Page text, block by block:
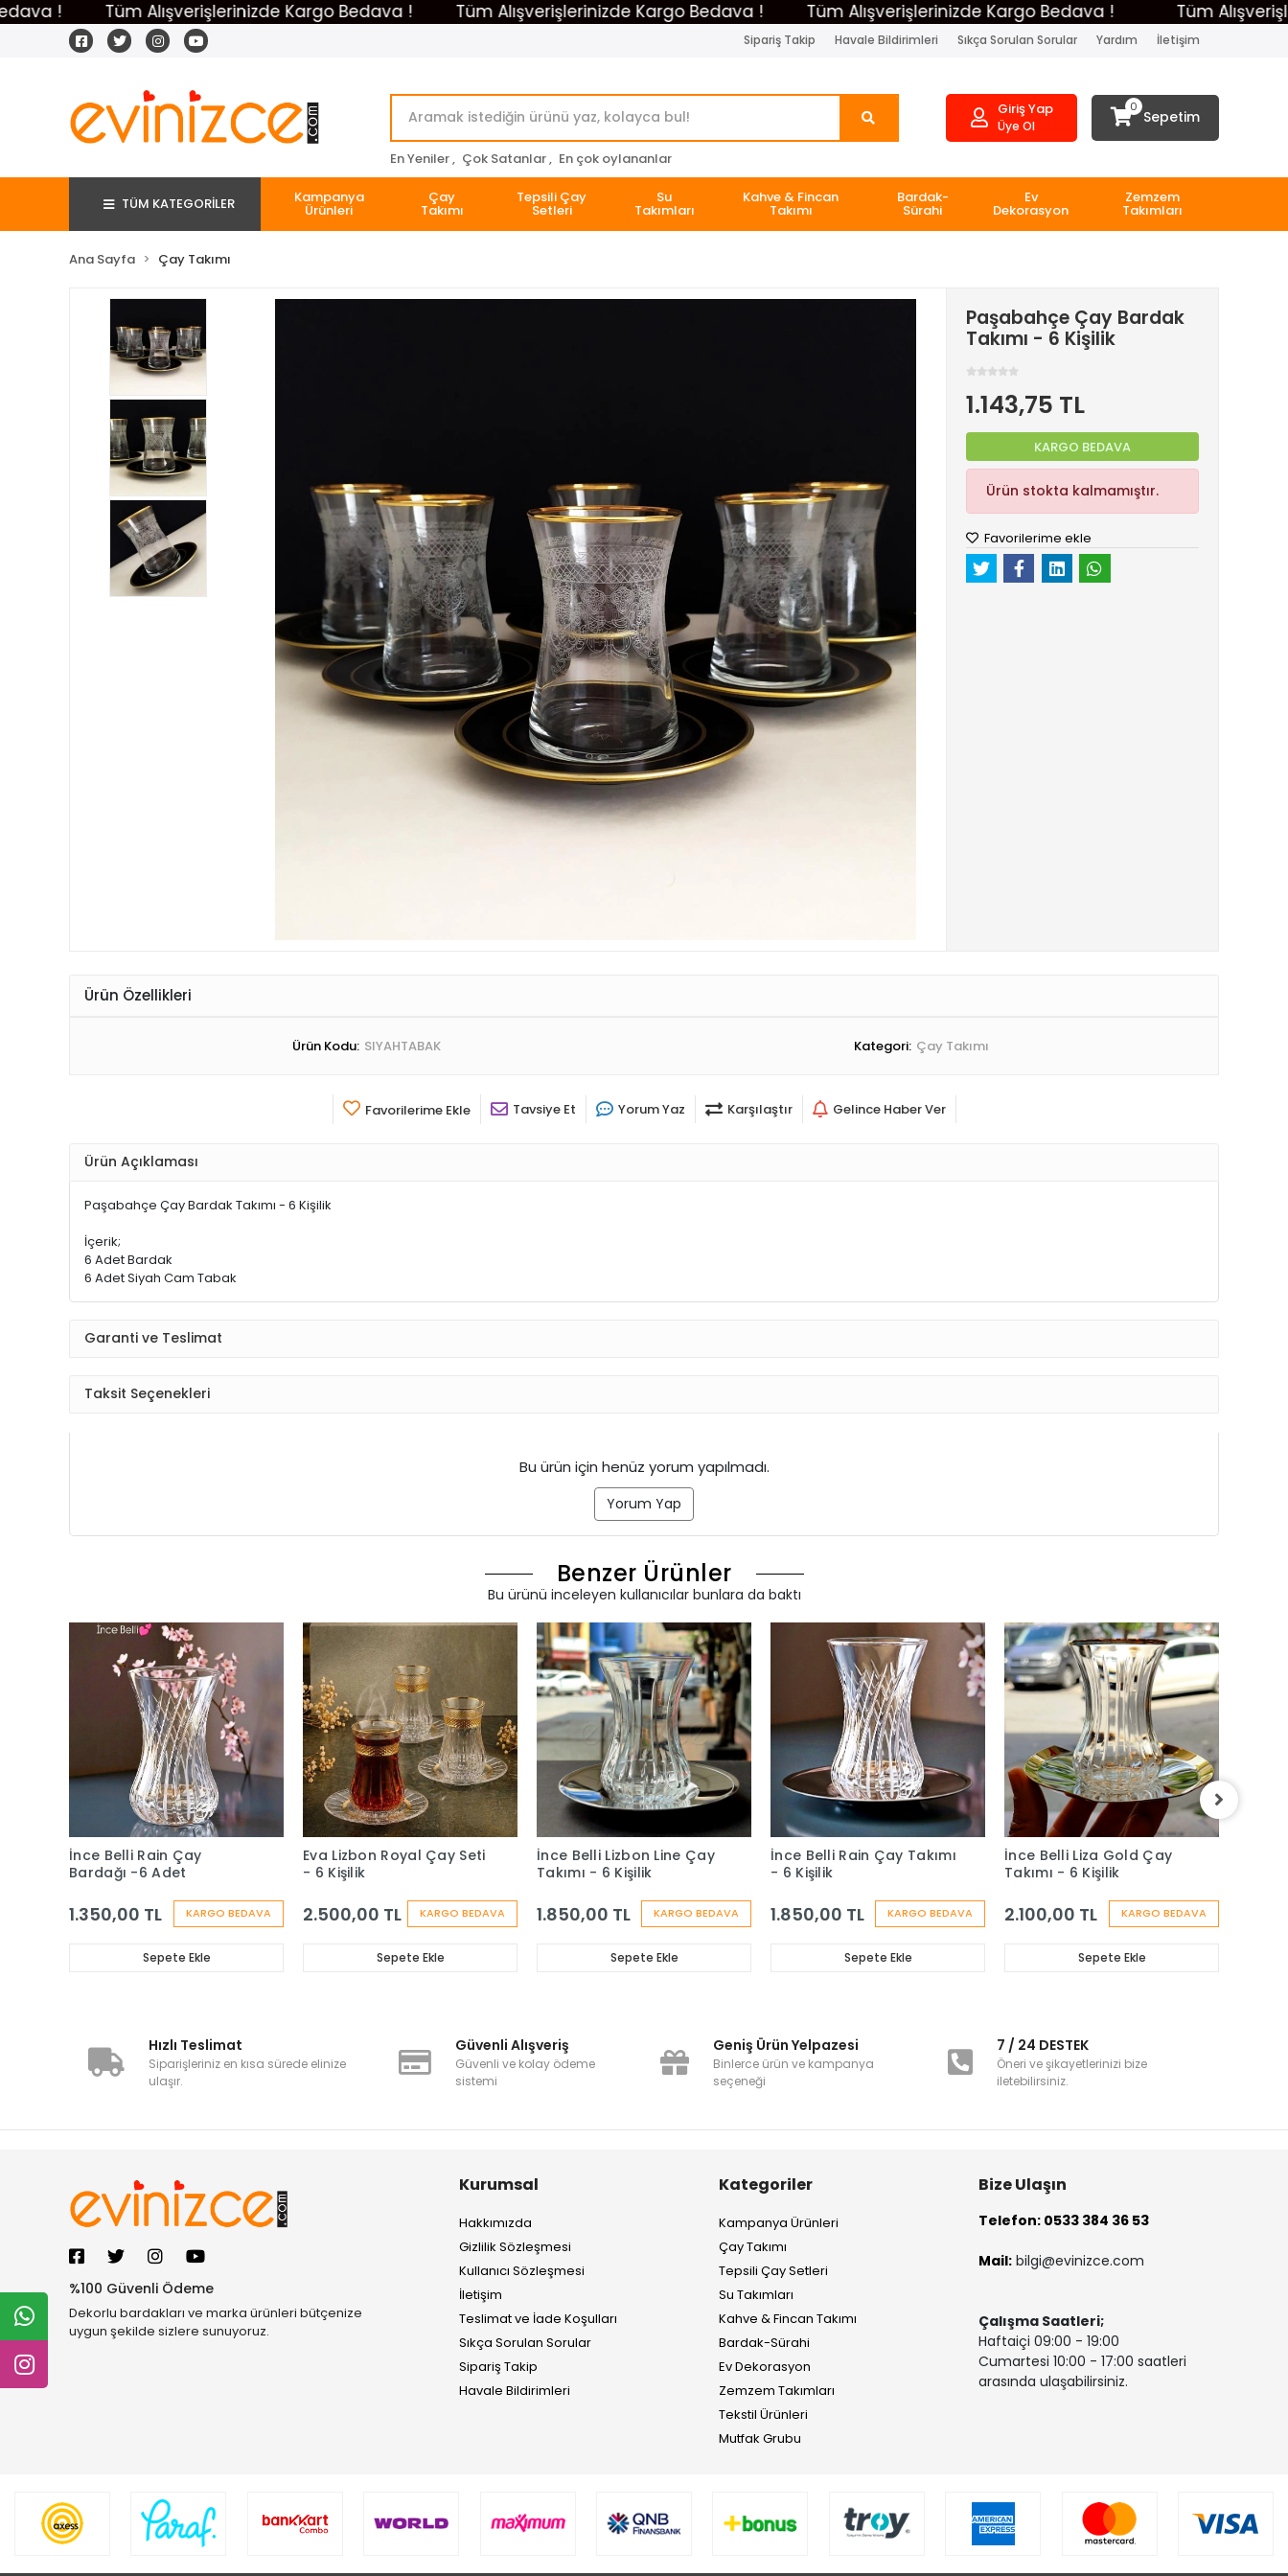
! Tüm Alışverişlerinizde Kargo Bedava ! Tüm Alışverişlerinizde Kargo Bedava ! Tüm Alışverişlerinizde Kargo Bedava ! Tüm
Sipariş Takip Havale Bildirimleri Sıkça Sorulan Sorular Yardım İletişim
En Yeniler , Çok Satanlar , En çok oylananlar
Giriş Yap
Üye Ol
0
Sepetim
TÜM KATEGORİLER Kampanya
Ürünleri
Çay
Takımı
Tepsili Çay
Setleri
Su
Takımları
Kahve & Fincan
Takımı
Bardak-
Sürahi
Ev
Dekorasyon
Zemzem
Takımları
Ana Sayfa Çay Takımı
Paşabahçe Çay Bardak
Takımı - 6 Kişilik
1.143,75 TL
KARGO BEDAVA
Ürün stokta kalmamıştır.
Favorilerime ekle
Ürün Özellikleri
Ürün Kodu: SIYAHTABAK Kategori: Çay Takımı
Favorilerime Ekle Tavsiye Et Yorum Yaz Karşılaştır Gelince Haber Ver
Ürün Açıklaması
Paşabahçe Çay Bardak Takımı - 6 Kişilik
İçerik;
6 Adet Bardak
6 Adet Siyah Cam Tabak
Garanti ve Teslimat
Taksit Seçenekleri
Bu ürün için henüz yorum yapılmadı.
Yorum Yap
Benzer Ürünler
Bu ürünü inceleyen kullanıcılar bunlara da baktı
KARGO BEDAVA
İnce Belli Rain Çay
Bardağı -6 Adet
1.350,00 TL
Sepete Ekle
KARGO BEDAVA
Eva Lizbon Royal Çay Seti
- 6 Kişilik
2.500,00 TL
Sepete Ekle
KARGO BEDAVA
İnce Belli Lizbon Line Çay
Takımı - 6 Kişilik
1.850,00 TL
Sepete Ekle
KARGO BEDAVA
İnce Belli Rain Çay Takımı
- 6 Kişilik
1.850,00 TL
Sepete Ekle
KARGO BEDAVA
İnce Belli Liza Gold Çay
Takımı - 6 Kişilik
2.100,00 TL
Sepete Ekle
Hızlı Teslimat
Siparişleriniz en kısa sürede elinize
ulaşır.
Güvenli Alışveriş
Güvenli ve kolay ödeme
sistemi
Geniş Ürün Yelpazesi
Binlerce ürün ve kampanya
seçeneği
7 / 24 DESTEK
Öneri ve şikayetlerinizi bize
iletebilirsiniz.
%100 Güvenli Ödeme
Dekorlu bardakları ve marka ürünleri bütçenize
uygun şekilde sizlere sunuyoruz.
Kurumsal
Hakkımızda
Gizlilik Sözleşmesi
Kullanıcı Sözleşmesi
İletişim
Teslimat ve İade Koşulları
Sıkça Sorulan Sorular
Sipariş Takip
Havale Bildirimleri
Kategoriler
Kampanya Ürünleri
Çay Takımı
Tepsili Çay Setleri
Su Takımları
Kahve & Fincan Takımı
Bardak-Sürahi
Ev Dekorasyon
Zemzem Takımları
Tekstil Ürünleri
Mutfak Grubu
Bize Ulaşın
Telefon: 0533 384 36 53
Mail: bilgi@evinizce.com
Çalışma Saatleri;
Haftaiçi 09:00 - 19:00
Cumartesi 10:00 - 17:00 saatleri
arasında ulaşabilirsiniz.